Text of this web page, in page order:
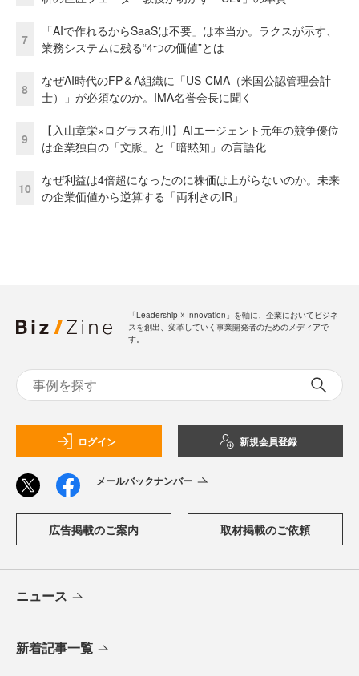
7
「AIで作れるからSaaSは不要」は本当か。ラクスが示す、
業務システムに残る“4つの価値”とは
8
なぜAI時代のFP＆A組織に「US-CMA（米国公認管理会計
士）」が必須なのか。IMA名誉会長に聞く
9
【入山章栄×ログラス布川】AIエージェント元年の競争優位
は企業独自の「文脈」と「暗黙知」の言語化
10
なぜ利益は4倍超になったのに株価は上がらないのか。未来
の企業価値から逆算する「両利きのIR」
「Leadership ☓ Innovation」を軸に、企業においてビジネ
スを創出、変革していく事業開発者のためのメディアで
す。
ログイン 新規会員登録
メールバックナンバー
広告掲載のご案内 取材掲載のご依頼
ニュース
新着記事一覧